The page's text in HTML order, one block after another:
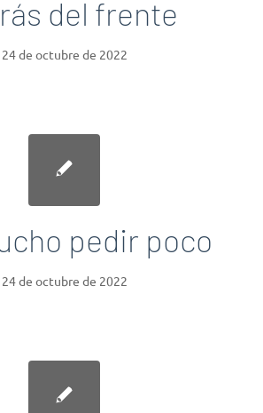
del frente
24 de octubre de 2022
pedir poco
24 de octubre de 2022